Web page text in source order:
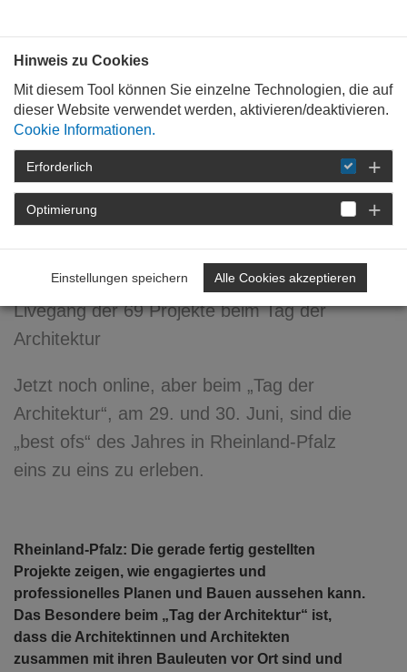
STARTSEITE DETAIL
einfach (um)bauen
Livegang der 69 Projekte beim Tag der
Architektur
Jetzt noch online, aber beim „Tag der
Architektur“, am 29. und 30. Juni, sind die
„best ofs“ des Jahres in Rheinland-Pfalz
eins zu eins zu erleben.
Rheinland-Pfalz: Die gerade fertig gestellten
Projekte zeigen, wie engagiertes und
professionelles Planen und Bauen aussehen kann.
Das Besondere beim „Tag der Architektur“ ist,
dass die Architektinnen und Architekten
zusammen mit ihren Bauleuten vor Ort sind und
Hinweis zu Cookies
Mit diesem Tool können Sie einzelne Technologien, die auf
dieser Website verwendet werden, aktivieren/deaktivieren.
Cookie Informationen.
Erforderlich
Optimierung
Einstellungen speichern Alle Cookies akzeptieren